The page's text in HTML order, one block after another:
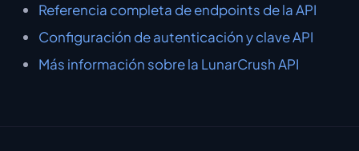
Referencia completa de endpoints de la API
Configuración de autenticación y clave API
Más información sobre la LunarCrush API